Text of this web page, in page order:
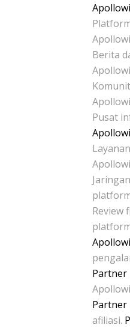
Berita
Pusat
Review
Partner
Partner
afiliasi.